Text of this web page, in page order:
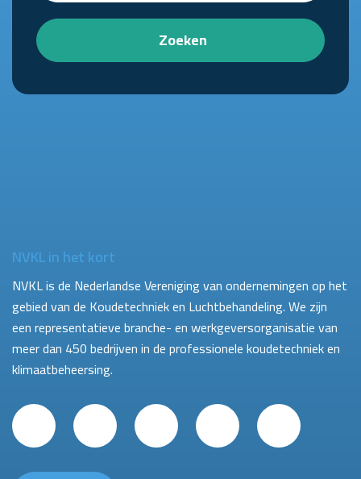
Zoeken
NVKL in het kort
NVKL is de Nederlandse Vereniging van ondernemingen op het
gebied van de Koudetechniek en Luchtbehandeling. We zijn
een representatieve branche- en werkgeversorganisatie van
meer dan 450 bedrijven in de professionele koudetechniek en
klimaatbeheersing.